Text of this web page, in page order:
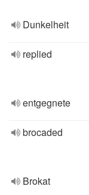
Dunkelheit
replied
entgegnete
brocaded
Brokat